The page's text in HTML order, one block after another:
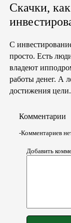
Скачки,
С
просто. Есть
владеют
работы денег. А
достижения цели.
Комментарии
-Комментариев
Добавить